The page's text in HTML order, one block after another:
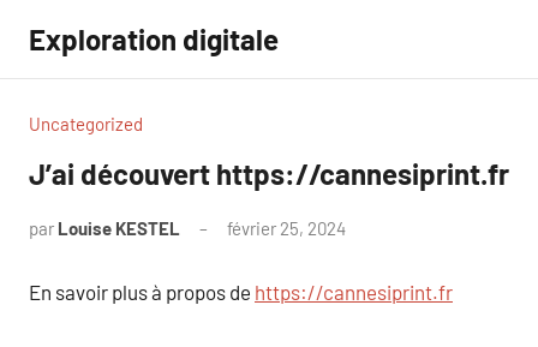
contenu
Exploration digitale
Uncategorized
J’ai découvert https://cannesiprint.fr
par Louise KESTEL février 25, 2024
En savoir plus à propos de https://cannesiprint.fr